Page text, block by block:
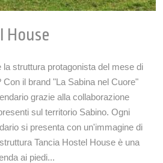
House
la struttura protagonista del mese di
il brand "La Sabina nel Cuore"
grazie alla collaborazione
sul territorio Sabino. Ogni
si presenta con un'immagine di
Tancia Hostel House è una
ai piedi...